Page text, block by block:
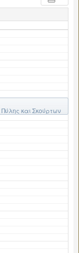
και Σκούρτων